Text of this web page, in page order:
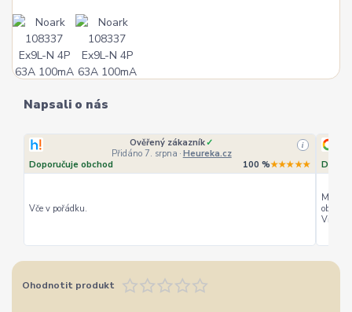
Napsali o nás
Ověřený zákazník✓
Přidáno 7. srpna · Heureka.cz
i
Doporučuje obchod 100 %★★★★★
Vče v pořádku.
Můžu
Vřele
Ohodnotit produkt